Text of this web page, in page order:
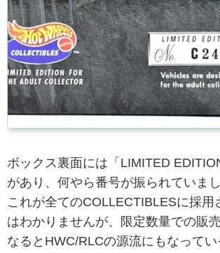
ボックス裏面には「LIMITED
があり、何やら番号が振られていまし
これが全てのCOLLECTIBLESに採用
はわかりませんが、限定数量での販
なるとHWC/RLCの源流にもなってい